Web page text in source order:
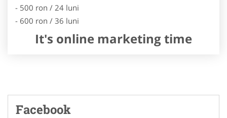
- 500 ron / 24 luni
- 600 ron / 36 luni
It's online marketing time
Facebook